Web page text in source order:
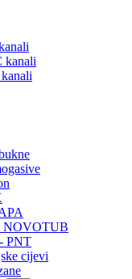
kanali
NOVOTUB
PNT
cijevi